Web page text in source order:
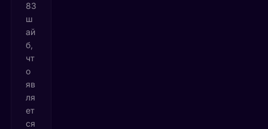
83
ш
ай
б,
чт
о
яв
ля
ет
ся